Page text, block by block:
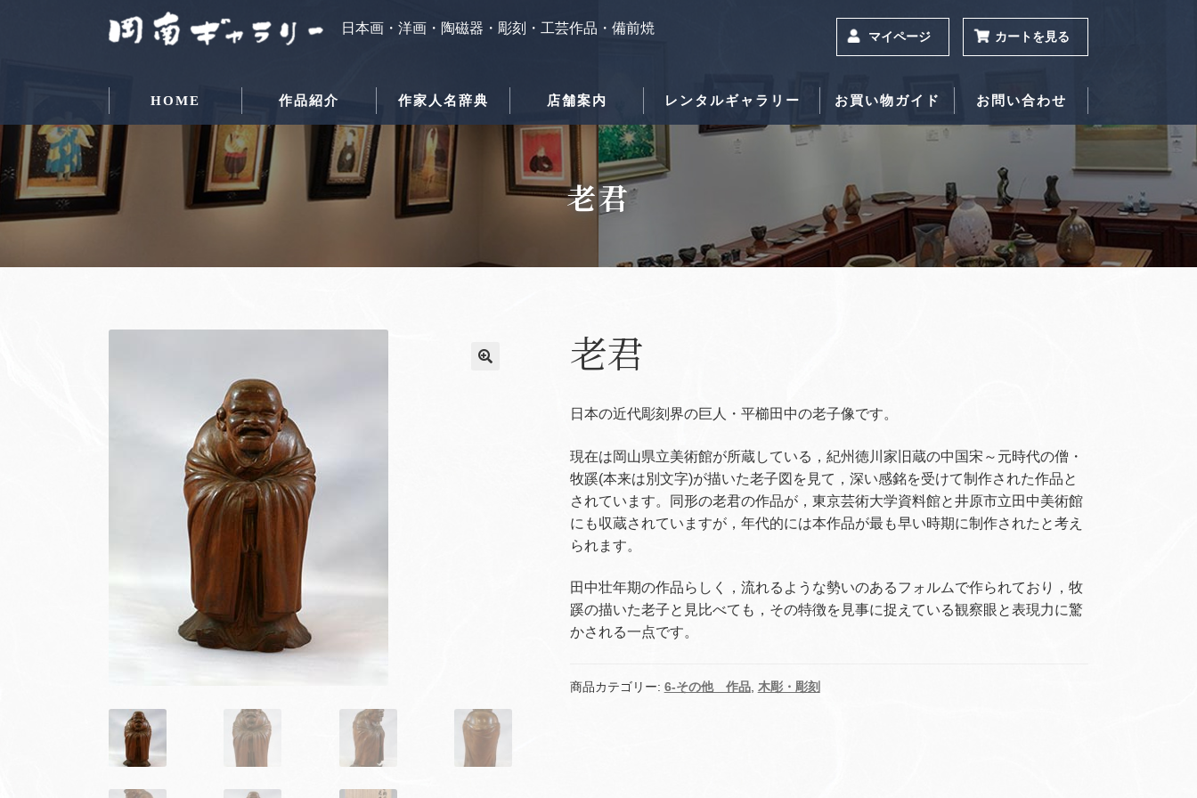
日本画・洋画・陶磁器・彫刻・工芸作品・備前焼
マイページ カートを見る
HOME 作品紹介 作家人名辞典 店舗案内 レンタルギャラリー お買い物ガイド お問い合わせ
老君
老君
日本の近代彫刻界の巨人・平櫛田中の老子像です。
現在は岡山県立美術館が所蔵している，紀州徳川家旧蔵の中国宋～元時代の僧・
牧蹊(本来は別文字)が描いた老子図を見て，深い感銘を受けて制作された作品と
されています。同形の老君の作品が，東京芸術大学資料館と井原市立田中美術館
にも収蔵されていますが，年代的には本作品が最も早い時期に制作されたと考え
られます。
田中壮年期の作品らしく，流れるような勢いのあるフォルムで作られており，牧
蹊の描いた老子と見比べても，その特徴を見事に捉えている観察眼と表現力に驚
かされる一点です。
商品カテゴリー: 6-その他 作品, 木彫・彫刻